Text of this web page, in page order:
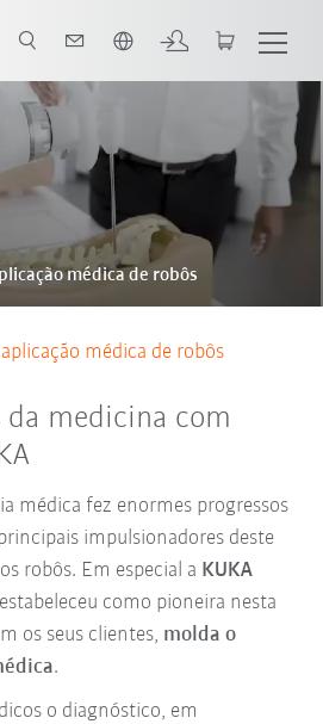
médica de robôs
médica de robôs
da medicina com
médica fez enormes progressos
impulsionadores deste
robôs. Em especial a KUKA
como pioneira nesta
os seus clientes, molda o
.
o diagnóstico, em